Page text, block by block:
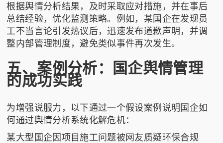
根据舆情分析结果，及时采取应对措施，并在事后
总结经验，优化监测策略。例如，某国企在发现员
工不当言论引发热议后，迅速发布道歉声明，并调
整内部管理制度，避免类似事件再次发生。
五、案例分析：国企舆情管理
的成功实践
为增强说服力，以下通过一个假设案例说明国企如
何通过舆情分析系统化解危机：
某大型国企因项目施工问题被网友质疑环保合规